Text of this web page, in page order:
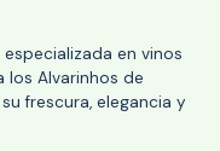
en vinos
los Alvarinhos de
frescura, elegancia y